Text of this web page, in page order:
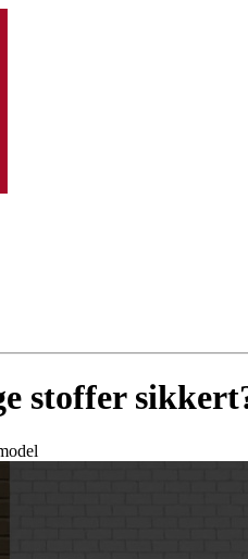
stoffer